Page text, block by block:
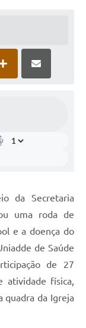
da Secretaria
uma roda de
e a doença do
de Saúde
de 27
atividade física,
quadra da Igreja